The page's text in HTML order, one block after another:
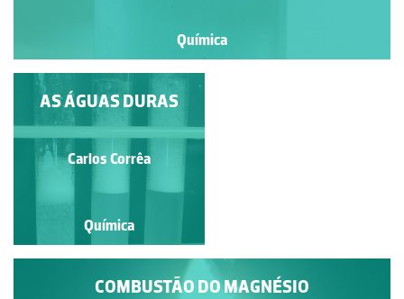
Química
DECOMPOSIÇÃO DA
ÁGUA OXIGENADA
Carlos Corrêa
Química
AS ÁGUAS DURAS
Carlos Corrêa
Química
COMBUSTÃO DO MAGNÉSIO